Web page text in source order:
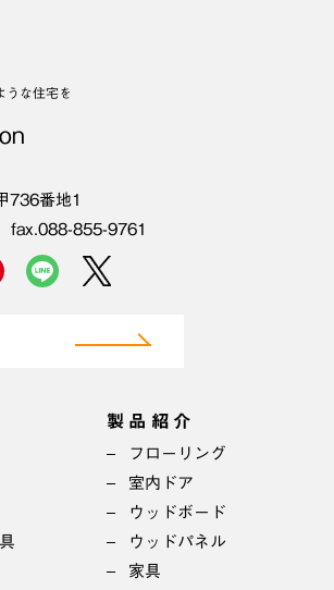
うな住宅を
736番地1
855-9761
製品紹介
フローリング
室内ドア
ウッドボード
ウッドパネル
家具